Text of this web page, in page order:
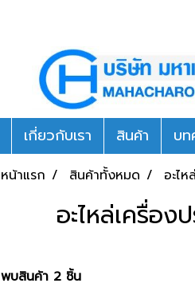
เกี่ยวกับเรา สินค้า บท
หน้าแรก สินค้าทั้งหมด อะไ
อะไหล่เครื่อ
พบสินค้า 2 ชิ้น